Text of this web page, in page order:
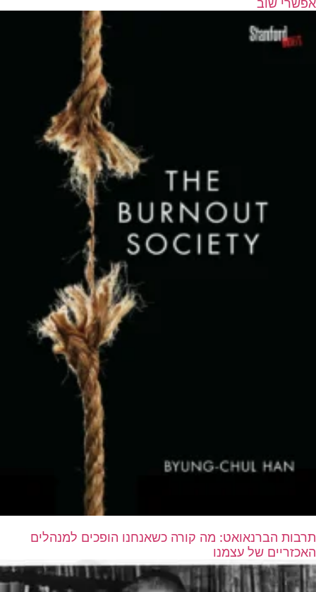
אפשרי שוב
תרבות הברנאואט: מה קורה כשאנחנו הופכים למנהלים
האכזריים של עצמנו